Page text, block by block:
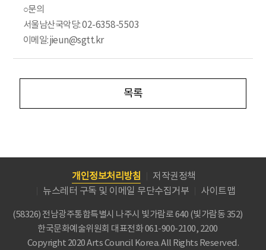
○문의
서울남산국악당: 02-6358-5503
이메일: jieun@sgtt.kr
목록
개인정보처리방침
저작권정책
뉴스레터 구독 및 이메일 무단수집거부
사이트맵
(58326) 전남광주통합특별시 나주시 빛가람로 640 (빛가람동 352)
한국문화예술위원회 대표전화 061-900-2100, 2200
Copyright 2020 Arts Council Korea. All Rights Reserved.